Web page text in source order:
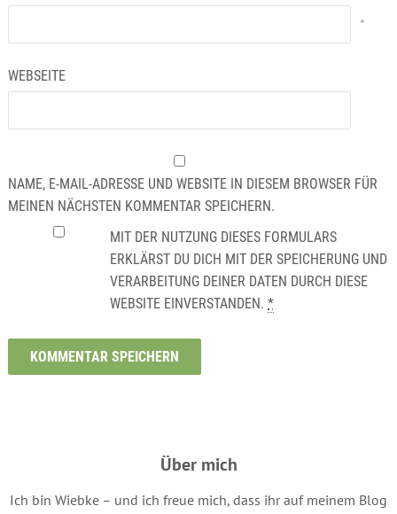
*
WEBSEITE
NAME, E-MAIL-ADRESSE UND WEBSITE IN DIESEM BROWSER FÜR
MEINEN NÄCHSTEN KOMMENTAR SPEICHERN.
MIT DER NUTZUNG DIESES FORMULARS
ERKLÄRST DU DICH MIT DER SPEICHERUNG UND
VERARBEITUNG DEINER DATEN DURCH DIESE
WEBSITE EINVERSTANDEN.*
Über mich
Ich bin Wiebke – und ich freue mich, dass ihr auf meinem Blog